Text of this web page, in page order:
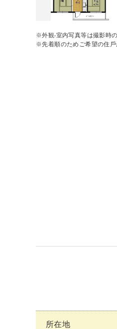
※外観‧室内写真等は撮影時
※先着順のためご希望の住⼾
所在地